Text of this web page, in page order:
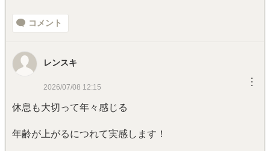
コメント
レンスキ
2026/07/08 12:15 ︙
休息も大切って年々感じる
年齢が上がるにつれて実感します！